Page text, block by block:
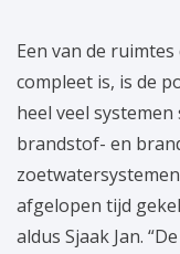
Een van de
compleet is, is de
heel veel
brandstof- en
afgelopen tijd
aldus Sjaak Jan.